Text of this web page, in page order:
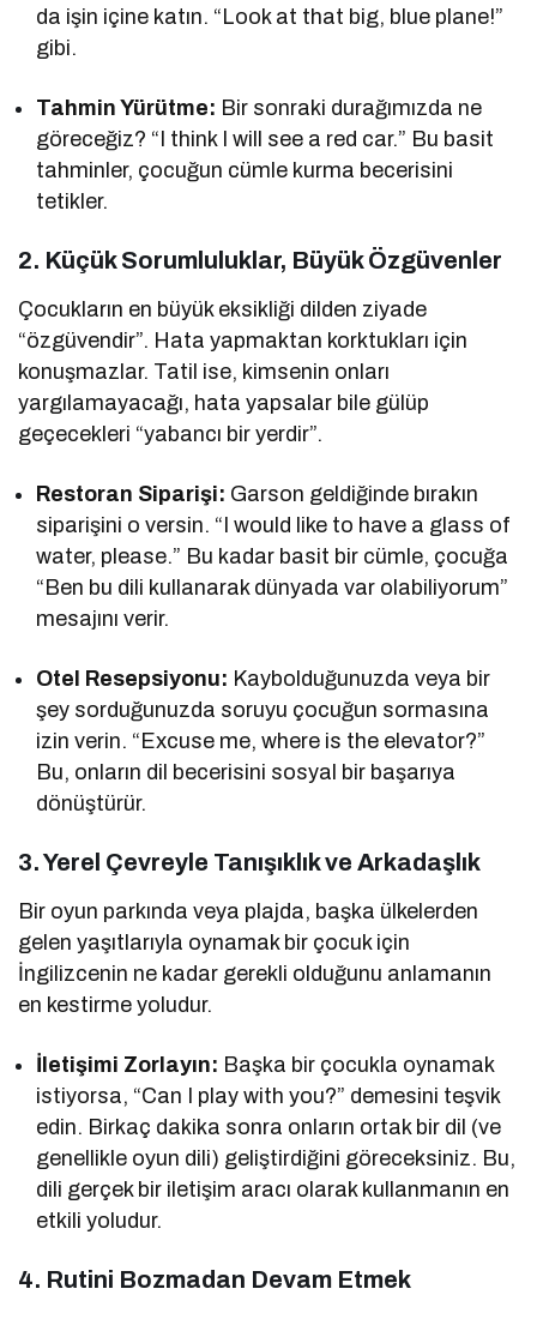
da işin içine katın. “Look at that big, blue plane!”
gibi.
Tahmin Yürütme: Bir sonraki durağımızda ne
göreceğiz? “I think I will see a red car.” Bu basit
tahminler, çocuğun cümle kurma becerisini
tetikler.
2. Küçük Sorumluluklar, Büyük Özgüvenler
Çocukların en büyük eksikliği dilden ziyade
“özgüvendir”. Hata yapmaktan korktukları için
konuşmazlar. Tatil ise, kimsenin onları
yargılamayacağı, hata yapsalar bile gülüp
geçecekleri “yabancı bir yerdir”.
Restoran Siparişi: Garson geldiğinde bırakın
siparişini o versin. “I would like to have a glass of
water, please.” Bu kadar basit bir cümle, çocuğa
“Ben bu dili kullanarak dünyada var olabiliyorum”
mesajını verir.
Otel Resepsiyonu: Kaybolduğunuzda veya bir
şey sorduğunuzda soruyu çocuğun sormasına
izin verin. “Excuse me, where is the elevator?”
Bu, onların dil becerisini sosyal bir başarıya
dönüştürür.
3. Yerel Çevreyle Tanışıklık ve Arkadaşlık
Bir oyun parkında veya plajda, başka ülkelerden
gelen yaşıtlarıyla oynamak bir çocuk için
İngilizcenin ne kadar gerekli olduğunu anlamanın
en kestirme yoludur.
İletişimi Zorlayın: Başka bir çocukla oynamak
istiyorsa, “Can I play with you?” demesini teşvik
edin. Birkaç dakika sonra onların ortak bir dil (ve
genellikle oyun dili) geliştirdiğini göreceksiniz. Bu,
dili gerçek bir iletişim aracı olarak kullanmanın en
etkili yoludur.
4. Rutini Bozmadan Devam Etmek